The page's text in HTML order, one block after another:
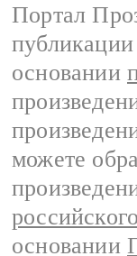
Портал
основании
можете
основании